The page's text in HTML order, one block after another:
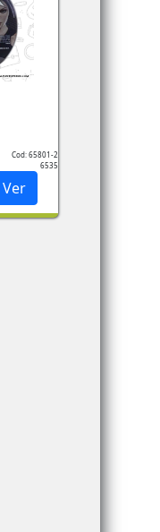
Cod: 65801-2
6535
Ver